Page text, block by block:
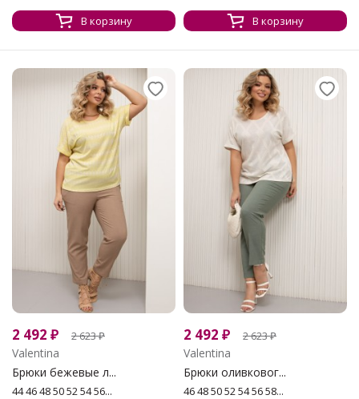
В корзину
В корзину
2 492 ₽ 2 623₽
Valentina
Брюки бежевые л...
44 46 48 50 52 54 56...
2 492 ₽ 2 623₽
Valentina
Брюки оливковог...
46 48 50 52 54 56 58...